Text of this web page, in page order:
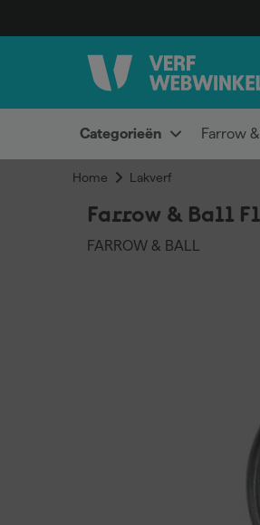
Categorieën Farrow &
Home Lakverf
Farrow & Ball
FARROW & BALL